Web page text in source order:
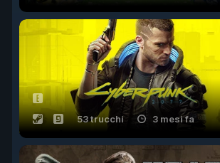
53 trucchi 3 mesi fa